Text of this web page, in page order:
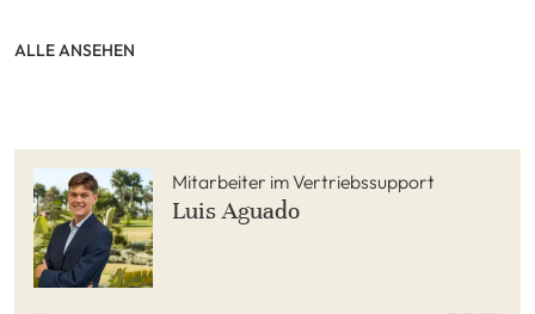
ALLE ANSEHEN
Mitarbeiter im Vertriebssupport
Luis Aguado